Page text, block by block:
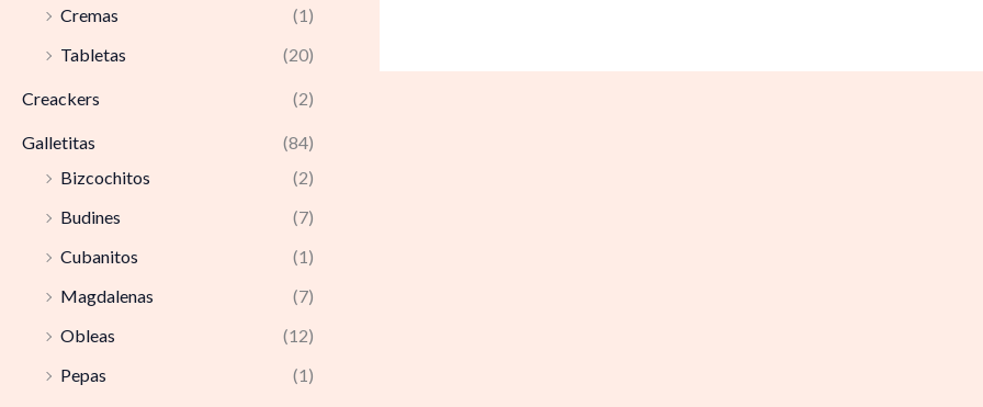
Cremas
(1)
Tabletas
(20)
Creackers (2)
Galletitas
(84)
Bizcochitos
(2)
Budines
(7)
Cubanitos
(1)
Magdalenas
(7)
Obleas
(12)
Pepas
(1)